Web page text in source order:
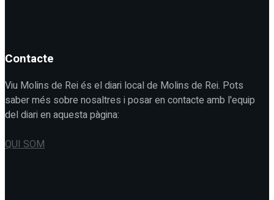
Contacte
Viu Molins de Rei és el diari local de Molins de Rei. Pots
saber més sobre nosaltres i posar en contacte amb l'equip
del diari en aquesta pàgina:
QUI SOM